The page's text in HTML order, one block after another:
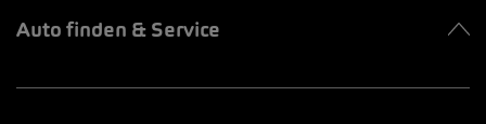
Auto finden & Service